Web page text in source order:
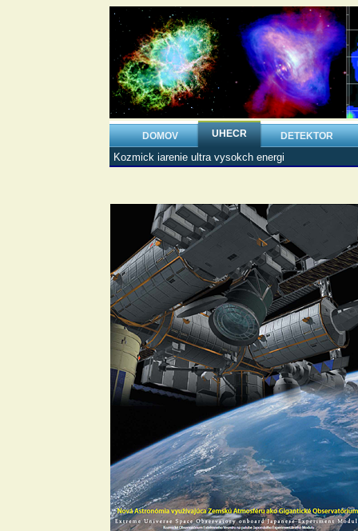
DOMOV UHECR DETEKTOR
Kozmick iarenie ultra vysokch energi